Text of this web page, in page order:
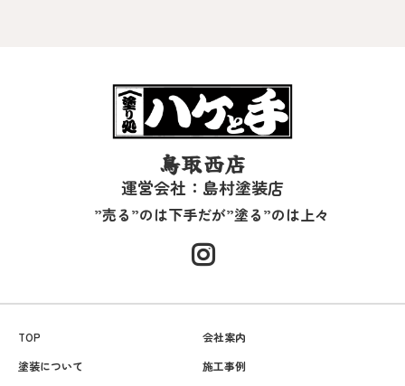
鳥取西店
運営会社：島村塗装店
”売る”のは下手だが”塗る”のは上々
TOP
会社案内
塗装について
施工事例